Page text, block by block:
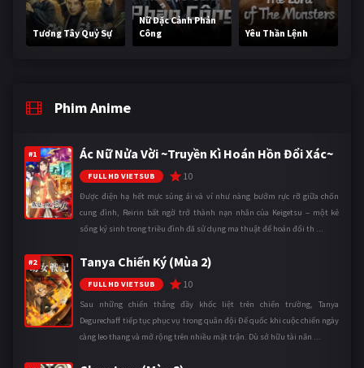
Tương Tây Quỷ Sự
Nữ Đặc Cảnh Phản
Công
Yêu Thần Lệnh
Phim Anime
#1 Ác Nữ Nửa Vời ~Truyền Kì Hoán Hồn Đổi Xác~
FULL HD VIETSUB 10
Được điện hạ hết mực sủng ái và ví như nàng bướm rực rỡ giữa chốn
cung đình, Reirin bất ngờ trở thành nạn nhân của Keigetsu – một kẻ
sống ký sinh trong triều đình đã sử dụng ma thuật để hoán đổi th ...
#2 Tanya Chiến Ký (Mùa 2)
FULL HD VIETSUB 10
Sau những chiến thắng đầy khốc liệt trên chiến trường, Tanya
Degurechaff tiếp tục phục vụ trong quân đội Đế quốc khi cuộc chiến ngày
càng leo thang và mở rộng trên nhiều mặt trận. Dù sở hữu tài năn ...